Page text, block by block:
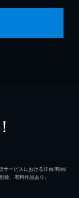
！
サービスにおける洋画/邦画/
、有料作品あり。